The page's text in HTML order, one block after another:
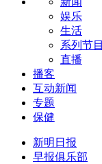
娱乐
生活
系列节目
直播
播客
互动新闻
专题
保健
新明日报
早报俱乐部